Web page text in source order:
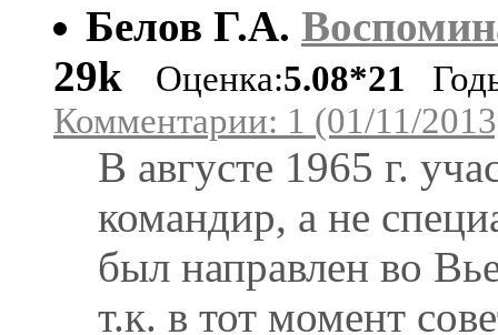
Белов Г.А.
29k
Оценка:5.08*21
Комментарии: 1 (01/11/
В августе 1965 г.
командир, а не
был направлен во
т.к. в тот момент